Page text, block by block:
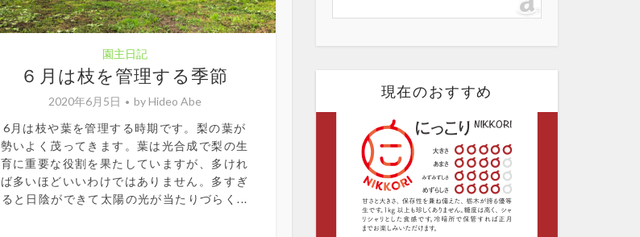
園主日記
６月は枝を管理する季節
2020年6月5日 byHideo Abe
6月は枝や葉を管理する時期です。梨の葉が
勢いよく茂ってきます。葉は光合成で梨の生
育に重要な役割を果たしていますが、多けれ
ば多いほどいいわけではありません。多すぎ
ると日陰ができて太陽の光が当たりづらく...
現在のおすすめ